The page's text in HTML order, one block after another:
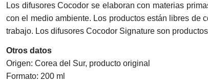
Los difusores Cocodor se elaboran con materias
con el medio ambiente. Los productos están libres de
trabajo. Los difusores Cocodor Signature son
Otros datos
Origen: Corea del Sur, producto original
Formato: 200 ml